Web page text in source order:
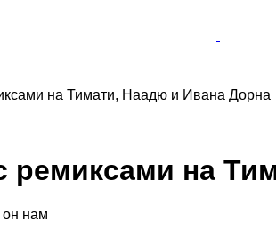
на Тимати, Наадю и Ивана Дорна
ремиксами на
нам